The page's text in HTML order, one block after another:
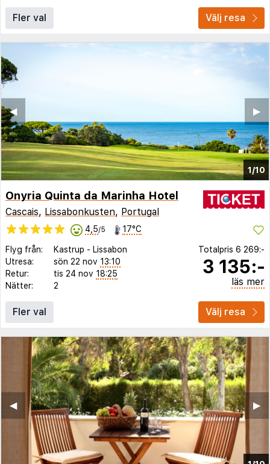
Fler val Välj resa
1/10
▶︎
◀︎
Onyria Quinta da Marinha Hotel
Cascais, Lissabonkusten, Portugal
4,5/5 17°C
Flyg från: Kastrup - Lissabon
Utresa:
sön 22 nov 13:10
Retur:
tis 24 nov 18:25
Nätter:
2
Totalpris 6 269:-
3 135:-
läs mer
Fler val Välj resa
▶︎
◀︎